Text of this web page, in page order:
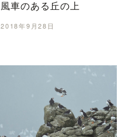
風車のある丘の上
2018年9月28日